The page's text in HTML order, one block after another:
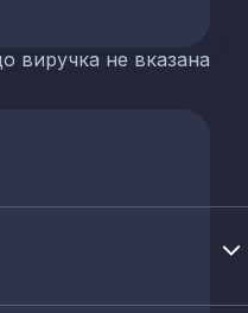
виручка не вказана